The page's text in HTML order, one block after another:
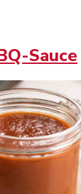
Sauce